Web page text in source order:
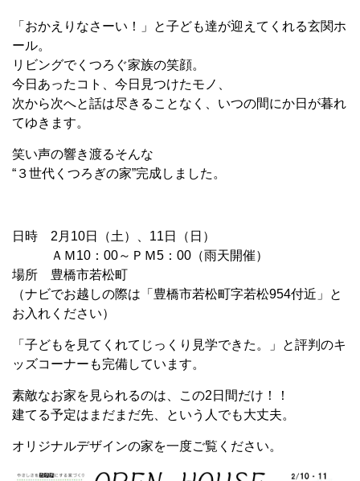
「おかえりなさーい！」と子ども達が迎えてくれる玄関ホ
ール。
リビングでくつろぐ家族の笑顔。
今日あったコト、今日見つけたモノ、
次から次へと話は尽きることなく、いつの間にか日が暮れ
てゆきます。
笑い声の響き渡るそんな
“３世代くつろぎの家”完成しました。
日時 2月10日（土）、11日（日）
ＡＭ10：00～ＰＭ5：00（雨天開催）
場所 豊橋市若松町
（ナビでお越しの際は「豊橋市若松町字若松954付近」と
お入れください）
「子どもを見てくれてじっくり見学できた。」と評判のキ
ッズコーナーも完備しています。
素敵なお家を見られるのは、この2日間だけ！！
建てる予定はまだまだ先、という人でも大丈夫。
オリジナルデザインの家を一度ご覧ください。